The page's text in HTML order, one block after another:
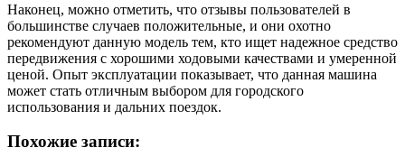
Наконец, можно отметить, что отзывы пользователей в
большинстве случаев положительные, и они охотно
рекомендуют данную модель тем, кто ищет надежное средство
передвижения с хорошими ходовыми качествами и умеренной
ценой. Опыт эксплуатации показывает, что данная машина
может стать отличным выбором для городского
использования и дальних поездок.
Похожие записи: